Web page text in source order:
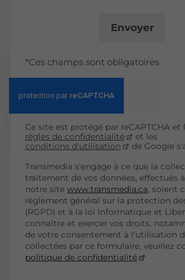
Envoyer
*Ces champs sont obligatoires
Ce site est protégé par reCAPTCHA et
règles de confidentialité
et les
conditions d'utilisation
de Google
Transmedia s'engage à ce que la
traitement de vos données, effectués
notre site www.transmedia.ca , soient
règlement général sur la protection
(RGPD) et à la loi Informatique et
connaître et exercer vos droits,
de votre consentement à l'utilisation
collectées par ce formulaire, veuillez
politique de confidentialité